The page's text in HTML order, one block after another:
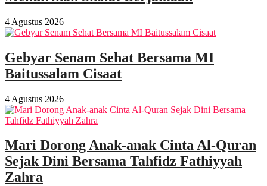
4 Agustus 2026
Gebyar Senam Sehat Bersama MI
Baitussalam Cisaat
4 Agustus 2026
Mari Dorong Anak-anak Cinta Al-Quran
Sejak Dini Bersama Tahfidz Fathiyyah
Zahra